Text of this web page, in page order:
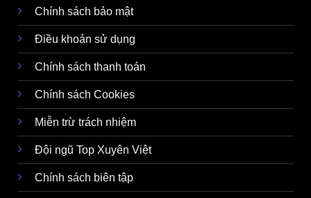
Chính sách bảo mật
Điều khoản sử dụng
Chính sách thanh toán
Chính sách Cookies
Miễn trừ trách nhiệm
Đội ngũ Top Xuyên Việt
Chính sách biên tập